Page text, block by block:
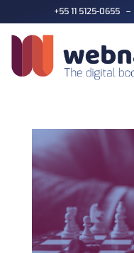
+55 11 5125-0655–